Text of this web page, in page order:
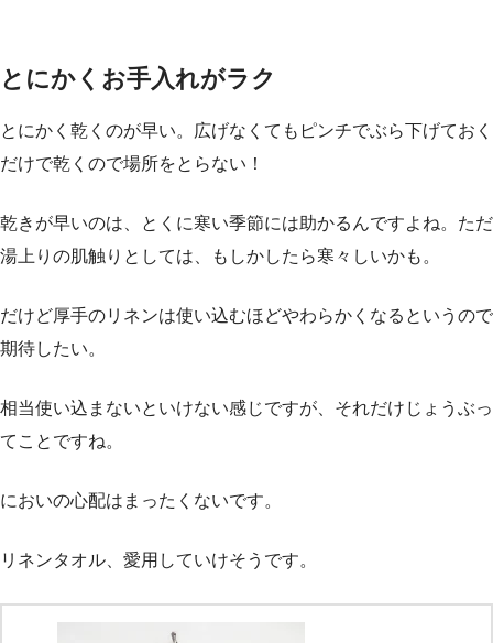
とにかくお手入れがラク
とにかく乾くのが早い。広げなくてもピンチでぶら下げておく
だけで乾くので場所をとらない！
乾きが早いのは、とくに寒い季節には助かるんですよね。ただ
湯上りの肌触りとしては、もしかしたら寒々しいかも。
だけど厚手のリネンは使い込むほどやわらかくなるというので
期待したい。
相当使い込まないといけない感じですが、それだけじょうぶっ
てことですね。
においの心配はまったくないです。
リネンタオル、愛用していけそうです。